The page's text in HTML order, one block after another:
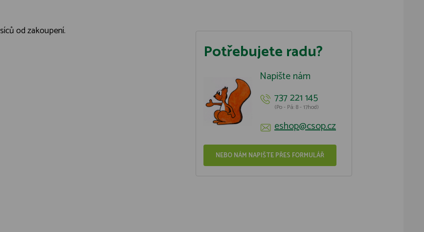
od zakoupení.
Potřebujete radu?
Napište nám
737 221 145
(Po - Pá: 8 - 17hod)
eshop@csop.cz
NEBO NÁM NAPIŠTE PŘES FORMULÁŘ